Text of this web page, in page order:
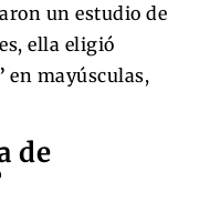
un estudio de
ella eligió
en mayúsculas,
de